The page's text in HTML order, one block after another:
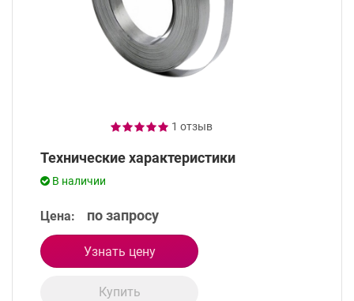
1 отзыв
Технические характеристики
В наличии
Цена: по запросу
Узнать цену
Купить